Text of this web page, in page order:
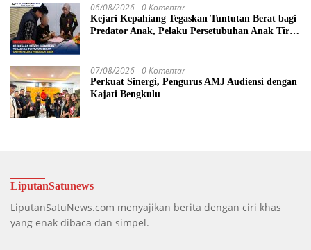
06/08/2026 0 Komentar
Kejari Kepahiang Tegaskan Tuntutan Berat bagi
Predator Anak, Pelaku Persetubuhan Anak Tiri
07/08/2026 0 Komentar
Perkuat Sinergi, Pengurus AMJ Audiensi dengan
Kajati Bengkulu
LiputanSatunews
LiputanSatuNews.com menyajikan berita dengan ciri khas
yang enak dibaca dan simpel.